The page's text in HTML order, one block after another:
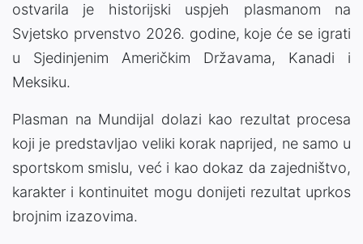
ostvarila je historijski uspjeh plasmanom na
Svjetsko prvenstvo 2026. godine, koje će se igrati
u Sjedinjenim Američkim Državama, Kanadi i
Meksiku.
Plasman na Mundijal dolazi kao rezultat procesa
koji je predstavljao veliki korak naprijed, ne samo u
sportskom smislu, već i kao dokaz da zajedništvo,
karakter i kontinuitet mogu donijeti rezultat uprkos
brojnim izazovima.